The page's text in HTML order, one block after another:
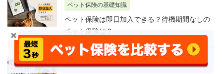
ペット保険の基礎知識
ペット保険は即日加入できる？待機期間なしの
ペット保険は？
ペット保険の基礎知識